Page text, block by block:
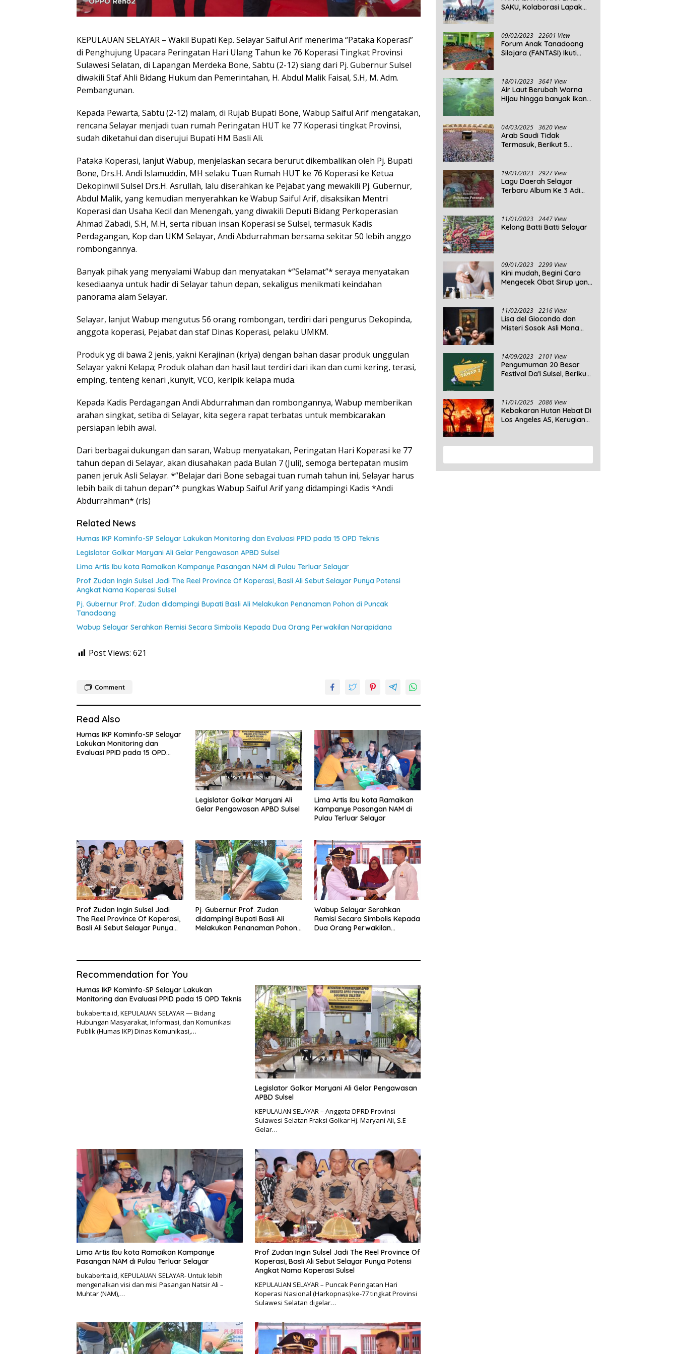
KEPULAUAN SELAYAR – Wakil Bupati Kep. Selayar Saiful Arif menerima “Pataka Koperasi”
di Penghujung Upacara Peringatan Hari Ulang Tahun ke 76 Koperasi Tingkat Provinsi
Sulawesi Selatan, di Lapangan Merdeka Bone, Sabtu (2-12) siang dari Pj. Gubernur Sulsel
diwakili Staf Ahli Bidang Hukum dan Pemerintahan, H. Abdul Malik Faisal, S.H, M. Adm.
Pembangunan.
Kepada Pewarta, Sabtu (2-12) malam, di Rujab Bupati Bone, Wabup Saiful Arif mengatakan,
rencana Selayar menjadi tuan rumah Peringatan HUT ke 77 Koperasi tingkat Provinsi,
sudah diketahui dan diserujui Bupati HM Basli Ali.
Pataka Koperasi, lanjut Wabup, menjelaskan secara berurut dikembalikan oleh Pj. Bupati
Bone, Drs.H. Andi Islamuddin, MH selaku Tuan Rumah HUT ke 76 Koperasi ke Ketua
Dekopinwil Sulsel Drs.H. Asrullah, lalu diserahkan ke Pejabat yang mewakili Pj. Gubernur,
Abdul Malik, yang kemudian menyerahkan ke Wabup Saiful Arif, disaksikan Mentri
Koperasi dan Usaha Kecil dan Menengah, yang diwakili Deputi Bidang Perkoperasian
Ahmad Zabadi, S.H, M.H, serta ribuan insan Koperasi se Sulsel, termasuk Kadis
Perdagangan, Kop dan UKM Selayar, Andi Abdurrahman bersama sekitar 50 lebih anggo
rombongannya.
Banyak pihak yang menyalami Wabup dan menyatakan *”Selamat”* seraya menyatakan
kesediaanya untuk hadir di Selayar tahun depan, sekaligus menikmati keindahan
panorama alam Selayar.
Selayar, lanjut Wabup mengutus 56 orang rombongan, terdiri dari pengurus Dekopinda,
anggota koperasi, Pejabat dan staf Dinas Koperasi, pelaku UMKM.
Produk yg di bawa 2 jenis, yakni Kerajinan (kriya) dengan bahan dasar produk unggulan
Selayar yakni Kelapa; Produk olahan dan hasil laut terdiri dari ikan dan cumi kering, terasi,
emping, tenteng kenari ,kunyit, VCO, keripik kelapa muda.
Kepada Kadis Perdagangan Andi Abdurrahman dan rombongannya, Wabup memberikan
arahan singkat, setiba di Selayar, kita segera rapat terbatas untuk membicarakan
persiapan lebih awal.
Dari berbagai dukungan dan saran, Wabup menyatakan, Peringatan Hari Koperasi ke 77
tahun depan di Selayar, akan diusahakan pada Bulan 7 (Juli), semoga bertepatan musim
panen jeruk Asli Selayar. *”Belajar dari Bone sebagai tuan rumah tahun ini, Selayar harus
lebih baik di tahun depan”* pungkas Wabup Saiful Arif yang didampingi Kadis *Andi
Abdurrahman* (rls)
Related News
Humas IKP Kominfo-SP Selayar Lakukan Monitoring dan Evaluasi PPID pada 15 OPD Teknis
Legislator Golkar Maryani Ali Gelar Pengawasan APBD Sulsel
Lima Artis Ibu kota Ramaikan Kampanye Pasangan NAM di Pulau Terluar Selayar
Prof Zudan Ingin Sulsel Jadi The Reel Province Of Koperasi, Basli Ali Sebut Selayar Punya Potensi
Angkat Nama Koperasi Sulsel
Pj. Gubernur Prof. Zudan didampingi Bupati Basli Ali Melakukan Penanaman Pohon di Puncak
Tanadoang
Wabup Selayar Serahkan Remisi Secara Simbolis Kepada Dua Orang Perwakilan Narapidana
Post Views: 621
Comment
Read Also
Humas IKP Kominfo-SP Selayar
Lakukan Monitoring dan
Evaluasi PPID pada 15 OPD
Legislator Golkar Maryani Ali
Gelar Pengawasan APBD Sulsel
Lima Artis Ibu kota Ramaikan
Kampanye Pasangan NAM di
Pulau Terluar Selayar
Prof Zudan Ingin Sulsel Jadi
The Reel Province Of Koperasi,
Basli Ali Sebut Selayar Punya
Pj. Gubernur Prof. Zudan
didampingi Bupati Basli Ali
Melakukan Penanaman Pohon
Wabup Selayar Serahkan
Remisi Secara Simbolis Kepada
Dua Orang Perwakilan
Recommendation for You
Humas IKP Kominfo-SP Selayar Lakukan
Monitoring dan Evaluasi PPID pada 15 OPD Teknis
bukaberita.id, KEPULAUAN SELAYAR — Bidang
Hubungan Masyarakat, Informasi, dan Komunikasi
Publik (Humas IKP) Dinas Komunikasi,…
Legislator Golkar Maryani Ali Gelar Pengawasan
APBD Sulsel
KEPULAUAN SELAYAR – Anggota DPRD Provinsi
Sulawesi Selatan Fraksi Golkar Hj. Maryani Ali, S.E
Gelar…
Lima Artis Ibu kota Ramaikan Kampanye
Pasangan NAM di Pulau Terluar Selayar
bukaberita.id, KEPULAUAN SELAYAR- Untuk lebih
mengenalkan visi dan misi Pasangan Natsir Ali –
Muhtar (NAM),…
Prof Zudan Ingin Sulsel Jadi The Reel Province Of
Koperasi, Basli Ali Sebut Selayar Punya Potensi
Angkat Nama Koperasi Sulsel
KEPULAUAN SELAYAR – Puncak Peringatan Hari
Koperasi Nasional (Harkopnas) ke-77 tingkat Provinsi
Sulawesi Selatan digelar…
SAKU, Kolaborasi Lapak
09/02/2023 22601 View
Forum Anak Tanadoang
Silajara (FANTASI) Ikuti
18/01/2023 3641 View
Air Laut Berubah Warna
Hijau hingga banyak ikan
04/03/2025 3620 View
Arab Saudi Tidak
Termasuk, Berikut 5
Dunia Tahun 2025
19/01/2023 2927 View
Lagu Daerah Selayar
Terbaru Album Ke 3 Adi
11/01/2023 2447 View
Kelong Batti Batti Selayar
09/01/2023 2299 View
Kini mudah, Begini Cara
Mengecek Obat Sirup yang
Aman Untuk Dikonsumsi
11/02/2023 2216 View
Lisa del Giocondo dan
Misteri Sosok Asli Mona
14/09/2023 2101 View
Pengumuman 20 Besar
Festival Da’i Sulsel, Berikut
11/01/2025 2086 View
Kebakaran Hutan Hebat Di
Los Angeles AS, Kerugian